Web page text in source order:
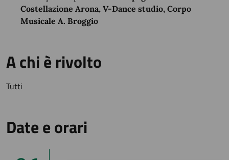
Costellazione Arona, V-Dance studio, Corpo
Musicale A. Broggio
A chi è rivolto
Tutti
Date e orari